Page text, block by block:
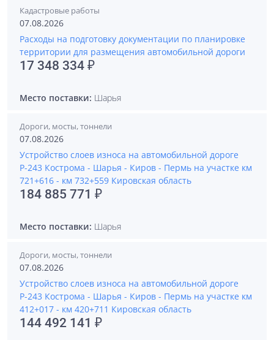
Кадастровые работы
07.08.2026
Расходы на подготовку документации по планировке
территории для размещения автомобильной дороги
17 348 334 ₽
Место поставки: Шарья
Дороги, мосты, тоннели
07.08.2026
Устройство слоев износа на автомобильной дороге
Р-243 Кострома - Шарья - Киров - Пермь на участке км
721+616 - км 732+559 Кировская область
184 885 771 ₽
Место поставки: Шарья
Дороги, мосты, тоннели
07.08.2026
Устройство слоев износа на автомобильной дороге
Р-243 Кострома - Шарья - Киров - Пермь на участке км
412+017 - км 420+711 Кировская область
144 492 141 ₽